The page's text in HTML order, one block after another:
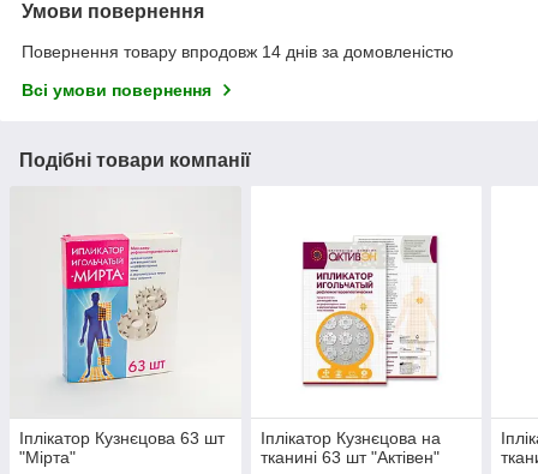
Умови повернення
Повернення товару впродовж 14 днів за домовленістю
Всі умови повернення
Подібні товари компанії
Іплікатор Кузнєцова 63 шт
"Мірта"
Іплікатор Кузнєцова на
тканині 63 шт "Актівен"